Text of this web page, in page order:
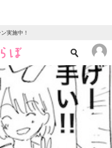
実施中！
ニュース
クイズ
地域
教育・育児